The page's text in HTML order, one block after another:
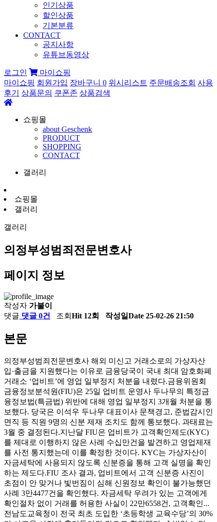
인기상품
할인상품
기본분류
CONTACT
공지사항
유튜브동영상
로그인
마이쇼핑
마이쇼핑 회원가입 장바구니 0 위시리스트 주문배송조회 사용
후기
상품문의 쿠폰존 상품검색
쇼핑몰
about Geschenk
PRODUCT
SHOPPING
CONTACT
갤러리
쇼핑몰
갤러리
갤러리
의정부성범죄전문변호사
페이지 정보
작성자 가불이
댓글 댓글 0건 조회 Hit 12회 작성일Date 25-02-26 21:50
본문
의정부성범죄전문변호사 해외 미신고 거래소로의 가상자산
입·출금을 지원했다는 이유로 금융당국이 국내 최대 암호화폐
거래소 ‘업비트’에 영업 일부정지 처분을 내렸다.금융위원회
금융정보분석원(FIU)은 25일 업비트 운영사 두나무의 특정금
융정보법(특금법) 위반에 대해 영업 일부정지 3개월 처분을 통
보했다. 당국은 이석우 두나무 대표이사 문책경고, 준법감시인
면직 등 직원 9명의 신분 제재 조치도 함께 통보했다. 과태료는
3월 중 결정된다.지난달 FIU은 업비트가 고객확인제도(KYC)
를 제대로 이행하지 않은 사례 수십만건을 발견하고 영업제재
를 사전 통지했는데 이를 확정한 것이다. KYC는 가상자산이
자금세탁에 사용되지 않도록 신분증을 통해 고객 실명을 확인
하는 제도다.FIU 조사 결과, 업비트에서 고객 신분증 사진이
초점이 안 맞거나 빛번짐이 심해 신원정보 확인이 불가능했던
사례 3만4477건을 확인했다. 자금세탁 우려가 있는 고객에게
확인절차 없이 거래를 허용한 사실이 22만6558건, 고객확인...
전남도교육청이 전국 최초 도입한 ‘초등학생 교육수당’의 30%